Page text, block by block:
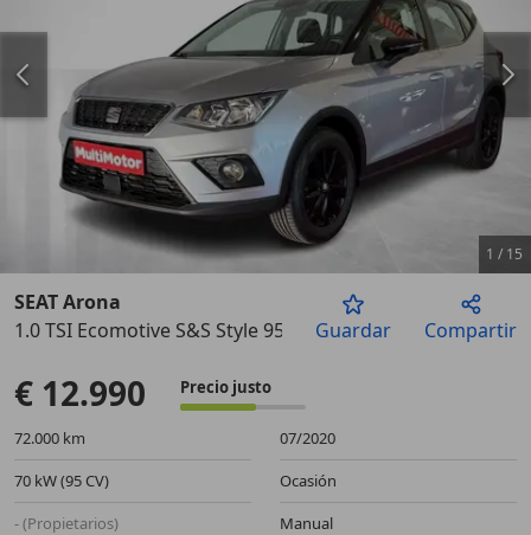
Anterior
1 / 15
SEAT Arona
1.0 TSI Ecomotive S&S Style 95
Guardar Compartir
€ 12.990 Precio justo
72.000 km
07/2020
70 kW (95 CV)
Ocasión
- (Propietarios)
Manual